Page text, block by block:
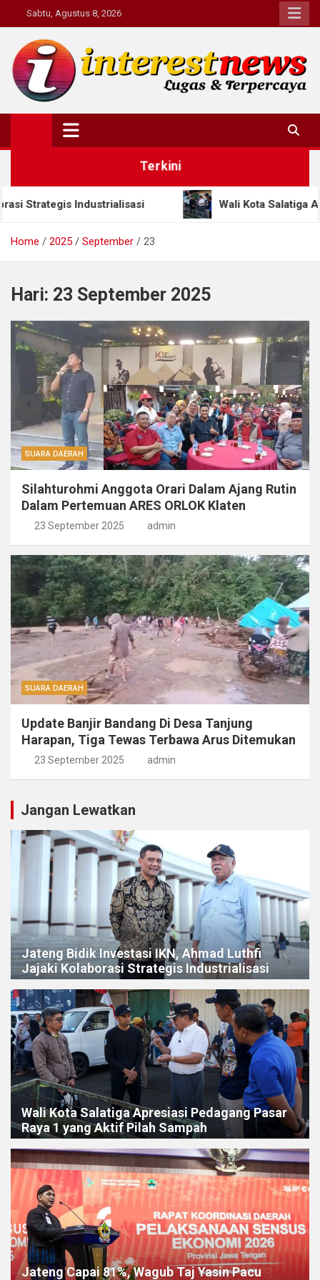
to
content
Sabtu, Agustus 8, 2026
Interestnews.or.id
Terkini
Industrialisasi Wali Kota Salatiga
Home 2025 September 23
Hari: 23 September 2025
SUARA DAERAH
Silahturohmi Anggota Orari Dalam Ajang Rutin
Dalam Pertemuan ARES ORLOK Klaten
23 September 2025 admin
SUARA DAERAH
Update Banjir Bandang Di Desa Tanjung
Harapan, Tiga Tewas Terbawa Arus Ditemukan
23 September 2025 admin
Jangan Lewatkan
Jateng Bidik Investasi IKN, Ahmad Luthfi
Jajaki Kolaborasi Strategis Industrialisasi
Wali Kota Salatiga Apresiasi Pedagang Pasar
Raya 1 yang Aktif Pilah Sampah
Jateng Capai 81%, Wagub Taj Yasin Pacu